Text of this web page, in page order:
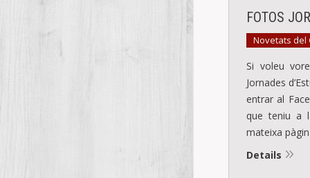
FOTOS
Novetats del
Si voleu
Jornades
entrar al
que teniu a
mateixa
Details